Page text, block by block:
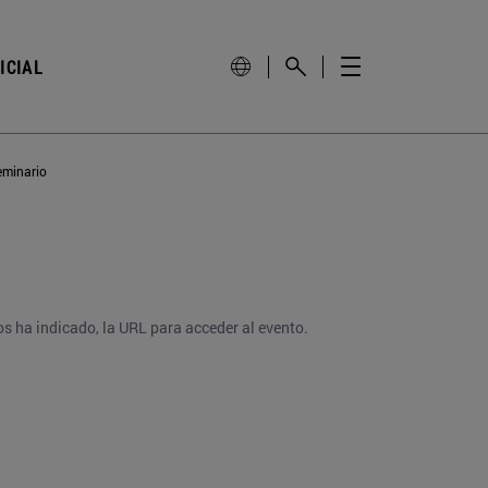
ha indicado, la URL para acceder al evento.